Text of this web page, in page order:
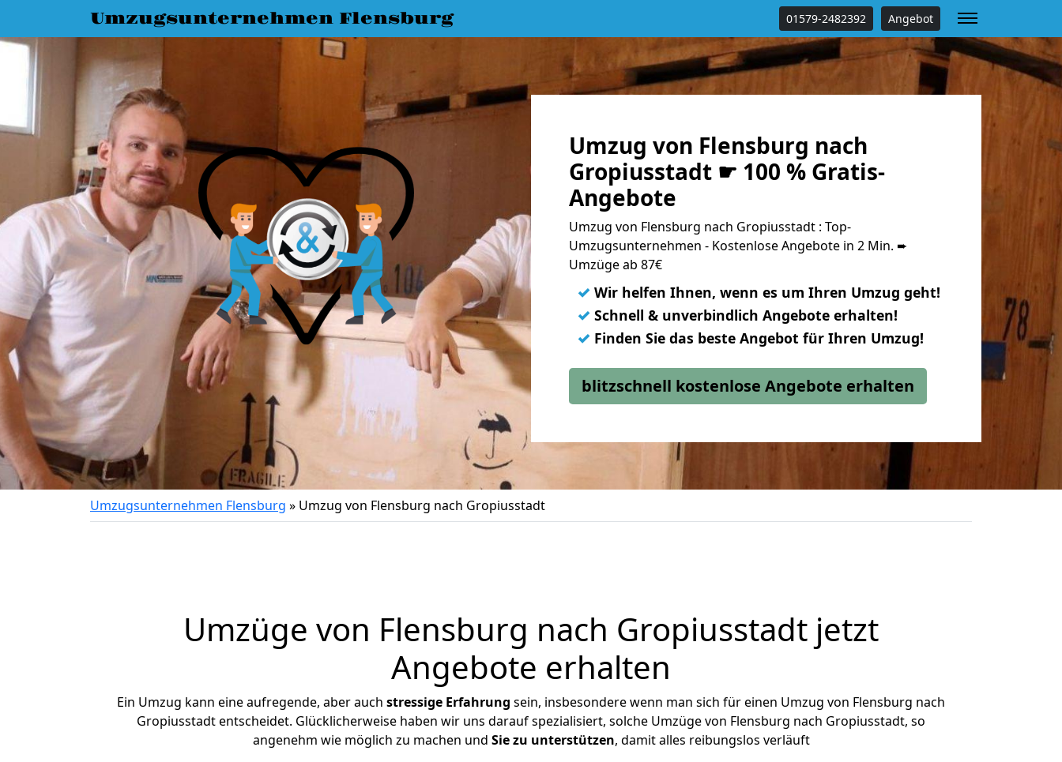
Umzugsunternehmen Flensburg 01579-2482392 Angebot
Umzug von Flensburg nach
Gropiusstadt ☛ 100 % Gratis-
Angebote
Umzug von Flensburg nach Gropiusstadt : Top-
Umzugsunternehmen - Kostenlose Angebote in 2 Min. ➨
Umzüge ab 87€
✓ Wir helfen Ihnen, wenn es um Ihren Umzug geht!
✓ Schnell & unverbindlich Angebote erhalten!
✓ Finden Sie das beste Angebot für Ihren Umzug!
blitzschnell kostenlose Angebote erhalten
Umzugsunternehmen Flensburg » Umzug von Flensburg nach Gropiusstadt
Umzüge von Flensburg nach Gropiusstadt jetzt
Angebote erhalten
Ein Umzug kann eine aufregende, aber auch stressige Erfahrung sein, insbesondere wenn man sich für einen Umzug von Flensburg nach
Gropiusstadt entscheidet. Glücklicherweise haben wir uns darauf spezialisiert, solche Umzüge von Flensburg nach Gropiusstadt, so
angenehm wie möglich zu machen und Sie zu unterstützen, damit alles reibungslos verläuft